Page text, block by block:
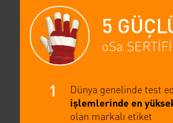
5
oSa
1 Dünya genelinde test
işlemlerinde en
olan markalı etiket